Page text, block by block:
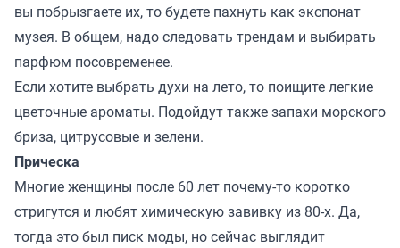
вы побрызгаете их, то будете пахнуть как экспонат
музея. В общем, надо следовать трендам и выбирать
парфюм посовременее.
Если хотите выбрать духи на лето, то поищите легкие
цветочные ароматы. Подойдут также запахи морского
бриза, цитрусовые и зелени.
Прическа
Многие женщины после 60 лет почему-то коротко
стригутся и любят химическую завивку из 80-х. Да,
тогда это был писк моды, но сейчас выглядит